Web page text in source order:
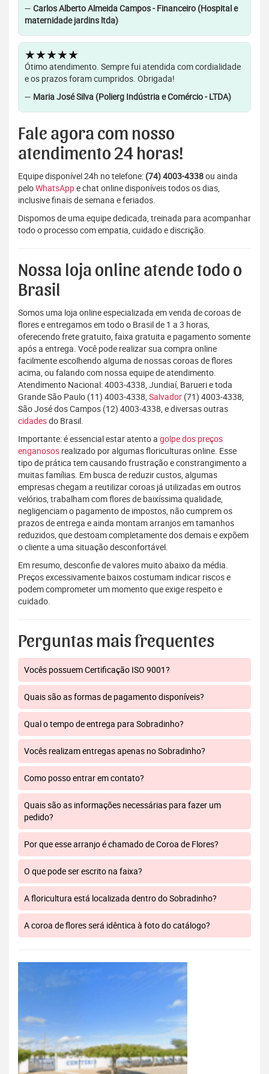
— Carlos Alberto Almeida Campos - Financeiro (Hospital e
maternidade jardins ltda)
★★★★★
Ótimo atendimento. Sempre fui atendida com cordialidade
e os prazos foram cumpridos. Obrigada!
— Maria José Silva (Polierg Indústria e Comércio - LTDA)
Fale agora com nosso
atendimento 24 horas!
Equipe disponível 24h no telefone: (74) 4003-4338ou ainda
peloWhatsAppe chat online disponíveis todos os dias,
inclusive finais de semana e feriados.
Dispomos de uma equipe dedicada, treinada para acompanhar
todo o processo com empatia, cuidado e discrição.
Nossa loja online atende todo o
Brasil
Somos uma loja online especializada em venda de coroas de
flores e entregamos em todo o Brasil de 1 a 3 horas,
oferecendo frete gratuito, faixa gratuita e pagamento somente
após a entrega. Você pode realizar sua compra online
facilmente escolhendo alguma de nossas coroas de flores
acima, ou falando com nossa equipe de atendimento.
Atendimento Nacional: 4003-4338, Jundiaí, Barueri e toda
Grande São Paulo (11) 4003-4338, Salvador (71) 4003-4338,
São José dos Campos (12) 4003-4338, e diversas outras
cidadesdo Brasil.
Importante: é essencial estar atento a golpe dos preços
enganosos realizado por algumas floriculturas online. Esse
tipo de prática tem causando frustração e constrangimento a
muitas famílias. Em busca de reduzir custos, algumas
empresas chegam a reutilizar coroas já utilizadas em outros
velórios, trabalham com flores de baixíssima qualidade,
negligenciam o pagamento de impostos, não cumprem os
prazos de entrega e ainda montam arranjos em tamanhos
reduzidos, que destoam completamente dos demais e expõem
o cliente a uma situação desconfortável.
Em resumo, desconfie de valores muito abaixo da média.
Preços excessivamente baixos costumam indicar riscos e
podem comprometer um momento que exige respeito e
cuidado.
Perguntas mais frequentes
Vocês possuem Certificação ISO 9001?
Quais são as formas de pagamento disponíveis?
Qual o tempo de entrega para Sobradinho?
Vocês realizam entregas apenas no Sobradinho?
Como posso entrar em contato?
Quais são as informações necessárias para fazer um
pedido?
Por que esse arranjo é chamado de Coroa de Flores?
O que pode ser escrito na faixa?
A floricultura está localizada dentro do Sobradinho?
A coroa de flores será idêntica à foto do catálogo?